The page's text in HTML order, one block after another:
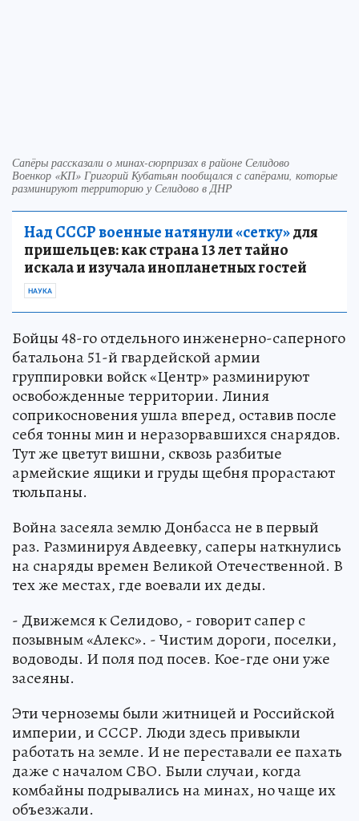
Сапёры рассказали о минах-сюрпризах в районе Селидово
Военкор «КП» Григорий Кубатьян пообщался с сапёрами, которые
разминируют территорию у Селидово в ДНР
Над СССР военные натянули «сетку»для
пришельцев: как страна 13 лет тайно
искала и изучала инопланетных гостей
НАУКА
Бойцы 48-го отдельного инженерно-саперного
батальона 51-й гвардейской армии
группировки войск «Центр» разминируют
освобожденные территории. Линия
соприкосновения ушла вперед, оставив после
себя тонны мин и неразорвавшихся снарядов.
Тут же цветут вишни, сквозь разбитые
армейские ящики и груды щебня прорастают
тюльпаны.
Война засеяла землю Донбасса не в первый
раз. Разминируя Авдеевку, саперы наткнулись
на снаряды времен Великой Отечественной. В
тех же местах, где воевали их деды.
- Движемся к Селидово, - говорит сапер с
позывным «Алекс». - Чистим дороги, поселки,
водоводы. И поля под посев. Кое-где они уже
засеяны.
Эти черноземы были житницей и Российской
империи, и СССР. Люди здесь привыкли
работать на земле. И не переставали ее пахать
даже с началом СВО. Были случаи, когда
комбайны подрывались на минах, но чаще их
объезжали.